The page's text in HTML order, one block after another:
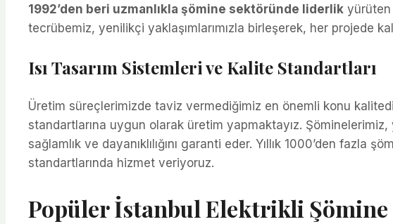
1992’den beri uzmanlıkla şömine sektöründe liderlik yürüten
tecrübemiz, yenilikçi yaklaşımlarımızla birleşerek, her projede
Isı Tasarım Sistemleri ve Kalite Standartları
Üretim süreçlerimizde taviz vermediğimiz en önemli konu
standartlarına uygun olarak üretim yapmaktayız.
sağlamlık ve dayanıklılığını garanti eder. Yıllık 1000’den
standartlarında hizmet veriyoruz.
Popüler İstanbul Elektrikli Şömine